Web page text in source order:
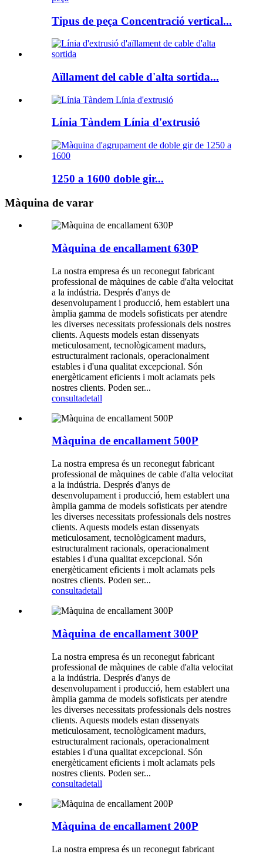
Tipus de peça Concentració vertical...
Aïllament del cable d'alta sortida...
Línia Tàndem Línia d'extrusió
1250 a 1600 doble gir...
Màquina de varar
Màquina de encallament 630P
La nostra empresa és un reconegut fabricant
professional de màquines de cable d'alta velocitat
a la indústria. Després d'anys de
desenvolupament i producció, hem establert una
àmplia gamma de models sofisticats per atendre
les diverses necessitats professionals dels nostres
clients. Aquests models estan dissenyats
meticulosament, tecnològicament madurs,
estructuralment racionals, operacionalment
estables i d'una qualitat excepcional. Són
energèticament eficients i molt aclamats pels
nostres clients. Poden ser...
consultadetall
Màquina de encallament 500P
La nostra empresa és un reconegut fabricant
professional de màquines de cable d'alta velocitat
a la indústria. Després d'anys de
desenvolupament i producció, hem establert una
àmplia gamma de models sofisticats per atendre
les diverses necessitats professionals dels nostres
clients. Aquests models estan dissenyats
meticulosament, tecnològicament madurs,
estructuralment racionals, operacionalment
estables i d'una qualitat excepcional. Són
energèticament eficients i molt aclamats pels
nostres clients. Poden ser...
consultadetall
Màquina de encallament 300P
La nostra empresa és un reconegut fabricant
professional de màquines de cable d'alta velocitat
a la indústria. Després d'anys de
desenvolupament i producció, hem establert una
àmplia gamma de models sofisticats per atendre
les diverses necessitats professionals dels nostres
clients. Aquests models estan dissenyats
meticulosament, tecnològicament madurs,
estructuralment racionals, operacionalment
estables i d'una qualitat excepcional. Són
energèticament eficients i molt aclamats pels
nostres clients. Poden ser...
consultadetall
Màquina de encallament 200P
La nostra empresa és un reconegut fabricant